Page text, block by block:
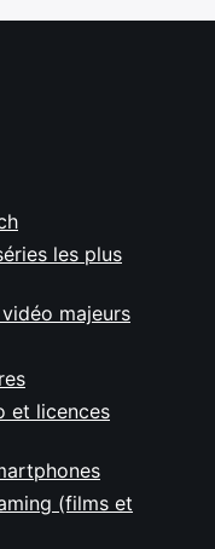
les plus
majeurs
et licences
(films et